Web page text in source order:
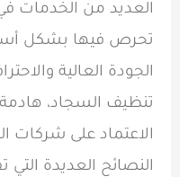
العديد من الخدمات
تحرص فيها بشكل
الجودة العالية
تنظيف السجاد،
الاعتماد على شركات
النصائح العديدة